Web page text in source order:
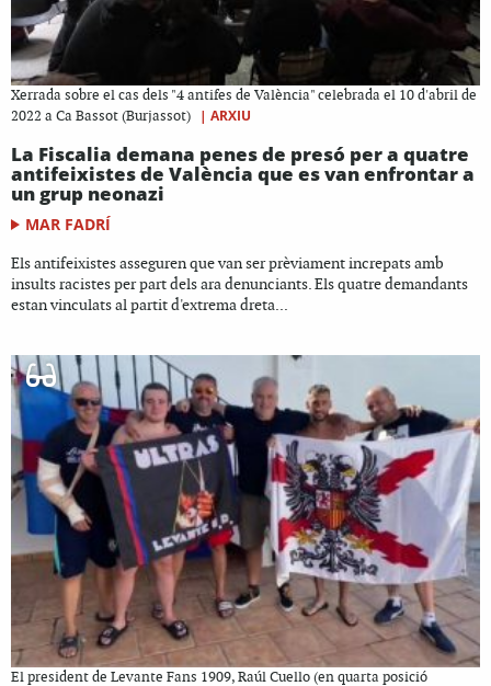
Xerrada sobre el cas dels "4 antifes de València" celebrada el 10 d'abril de
2022 a Ca Bassot (Burjassot)
| ARXIU
La Fiscalia demana penes de presó per a quatre
antifeixistes de València que es van enfrontar a
un grup neonazi
MAR FADRÍ
Els antifeixistes asseguren que van ser prèviament increpats amb
insults racistes per part dels ara denunciants. Els quatre demandants
estan vinculats al partit d'extrema dreta...
El president de Levante Fans 1909, Raúl Cuello (en quarta posició